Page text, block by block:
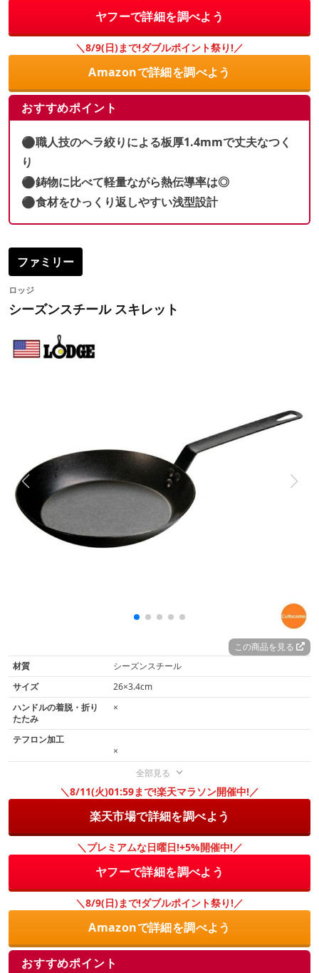
ヤフーで詳細を調べよう
＼8/9(日)まで!ダブルポイント祭り!／
Amazonで詳細を調べよう
おすすめポイント
⚫︎職人技のヘラ絞りによる板厚1.4mmで丈夫なつく
り
⚫︎鋳物に比べて軽量ながら熱伝導率は◎
⚫︎食材をひっくり返しやすい浅型設計
ファミリー
ロッジ
シーズンスチール スキレット
この商品を見る
材質
シーズンスチール
サイズ
26×3.4cm
ハンドルの着脱・折り
たたみ
×
テフロン加工
×
全部見る
＼8/11(火)01:59まで!楽天マラソン開催中!／
楽天市場で詳細を調べよう
＼プレミアムな日曜日!+5%開催中!／
ヤフーで詳細を調べよう
＼8/9(日)まで!ダブルポイント祭り!／
Amazonで詳細を調べよう
おすすめポイント